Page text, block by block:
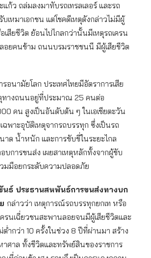
ก้ว ถล่มลงมาทับรถเทรลเลอร์ และรถ
เหมาเอกชน แต่โชคดีเหตุดังกล่าวไม่มีผู้
เสียชีวิต ย้อนไปไกลกว่านั้นมีเหตุรถเครน
อยคนข้าม ถนนบรมราชชนนี มีผู้เสียชีวิต
อนามัยโลก ประเทศไทยมีอัตราการเสีย
ทางถนนอยู่ที่ประมาณ 25 คนต่อ
คน สูงเป็นอันดับต้น ๆ ในเอเชียตะวัน
ฉพาะอุบัติเหตุจากรถบรรทุก ซึ่งเป็นรถ
ด น้ำหนัก และการขับขี่ในระยะไกล
บการขนส่ง เผยสาเหตุหลักทั้งจากผู้ขับ
มมือยกระดับความปลอดภัย
นธ์ ประธานสหพันธ์การขนส่งทางบก
กล่าวว่า เหตุการณ์รถบรรทุกยกเท หรือ
รนเฉี่ยวชนสะพานลอยจนมีผู้เสียชีวิตและ
ต่ำกว่า 10 ครั้งในช่วง 8 ปีที่ผ่านมา สร้าง
าศาล ทั้งชีวิตและทรัพย์สินของราชการ